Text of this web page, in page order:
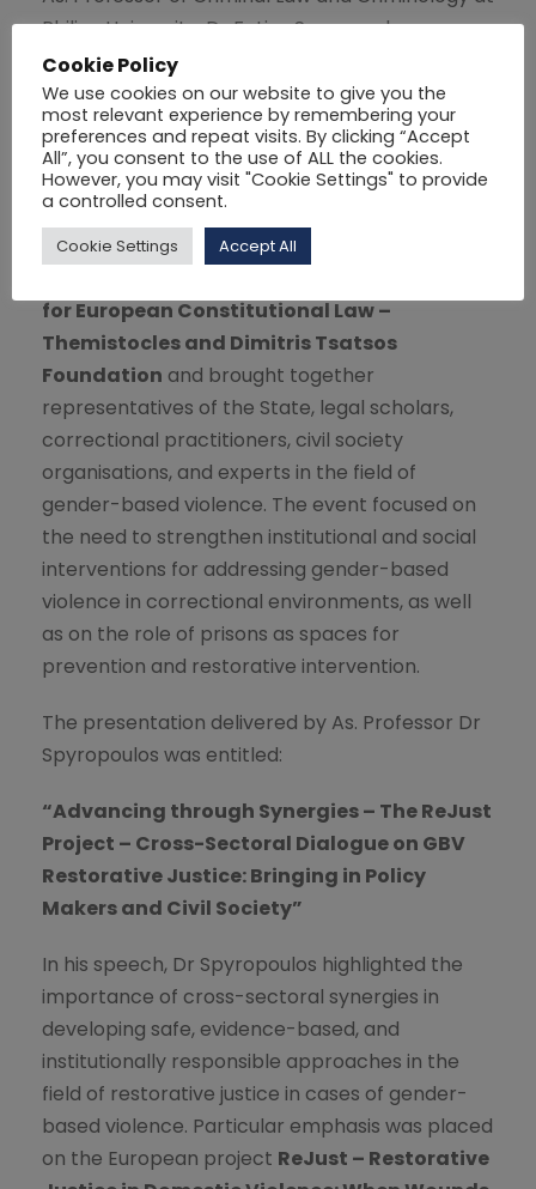
Philips University, Dr Fotios Spyropoulos,
participated as a speaker in the Launch
Conference of the European projectGRACE –
Gender-based Violence Restorative
Ambassadorship for Correctional
Environments, which took place on
Wednesday, 27 May 2026, in Athens.
for European Constitutional Law –
Themistocles and Dimitris Tsatsos
Foundation and brought together
representatives of the State, legal scholars,
correctional practitioners, civil society
organisations, and experts in the field of
gender-based violence. The event focused on
the need to strengthen institutional and social
interventions for addressing gender-based
violence in correctional environments, as well
as on the role of prisons as spaces for
prevention and restorative intervention.
The presentation delivered by As. Professor Dr
Spyropoulos was entitled:
“Advancing through Synergies – The ReJust
Project – Cross-Sectoral Dialogue on GBV
Restorative Justice: Bringing in Policy
Makers and Civil Society”
In his speech, Dr Spyropoulos highlighted the
importance of cross-sectoral synergies in
developing safe, evidence-based, and
institutionally responsible approaches in the
field of restorative justice in cases of gender-
based violence. Particular emphasis was placed
on the European project ReJust – Restorative
Cookie Policy
We use cookies on our website to give you the
most relevant experience by remembering your
preferences and repeat visits. By clicking “Accept
All”, you consent to the use of ALL the cookies.
However, you may visit "Cookie Settings" to provide
a controlled consent.
Cookie Settings Accept All